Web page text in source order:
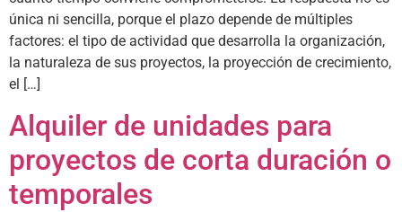
única ni sencilla, porque el plazo depende de múltiples
factores: el tipo de actividad que desarrolla la organización,
la naturaleza de sus proyectos, la proyección de crecimiento,
el […]
Alquiler de unidades para
proyectos de corta duración o
temporales